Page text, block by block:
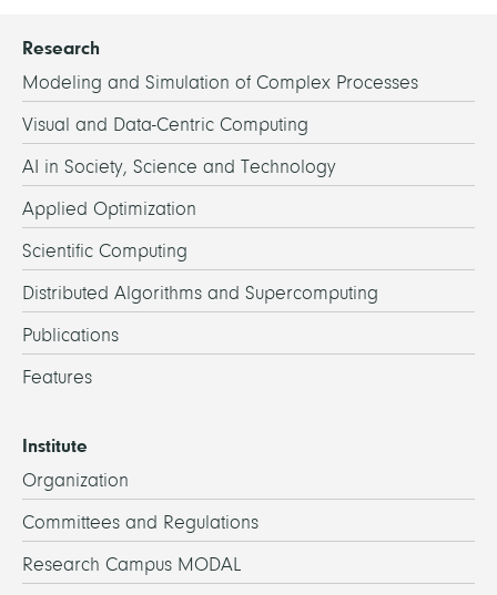
Research
Modeling and Simulation of Complex Processes
Visual and Data-Centric Computing
AI in Society, Science and Technology
Applied Optimization
Scientific Computing
Distributed Algorithms and Supercomputing
Publications
Features
Institute
Organization
Committees and Regulations
Research Campus MODAL